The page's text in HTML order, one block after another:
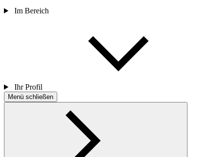
Im Bereich
Ihr Profil
Menü schließen